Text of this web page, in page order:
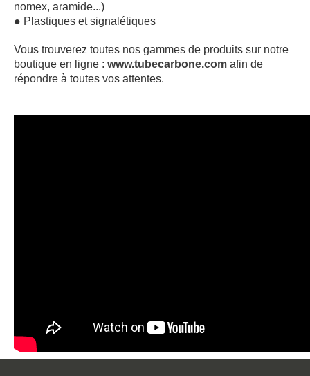
nomex, aramide...)
● Plastiques et signalétiques
Vous trouverez toutes nos gammes de produits sur notre
boutique en ligne : www.tubecarbone.com afin de
répondre à toutes vos attentes.